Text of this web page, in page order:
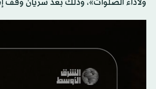
ولأداء الصلوات»، وذلك بعد سريان وقف